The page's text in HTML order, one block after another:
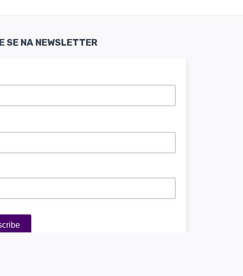
SE NA NEWSLETTER